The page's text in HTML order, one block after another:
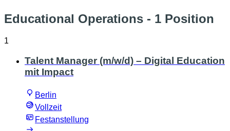
Educational Operations - 1 Position
1
Talent Manager (m/w/d) – Digital Education
mit Impact
Berlin
Vollzeit
Festanstellung